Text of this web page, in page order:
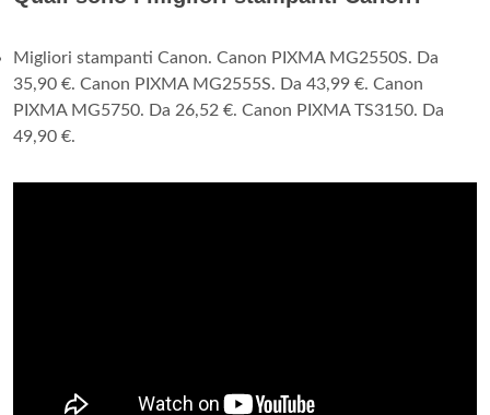
Migliori stampanti Canon. Canon PIXMA MG2550S. Da
35,90 €. Canon PIXMA MG2555S. Da 43,99 €. Canon
PIXMA MG5750. Da 26,52 €. Canon PIXMA TS3150. Da
49,90 €.